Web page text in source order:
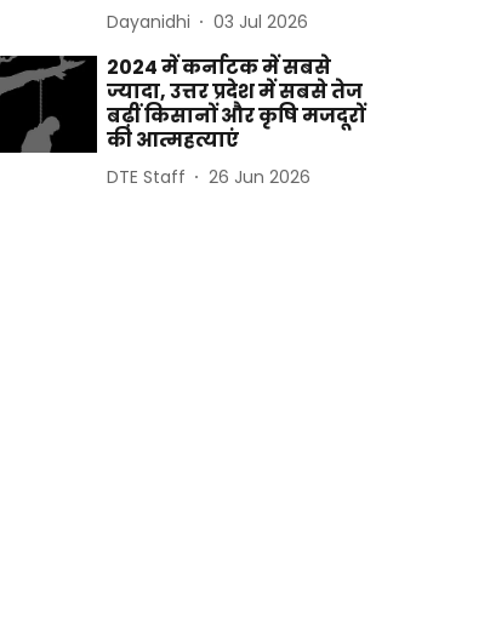
Dayanidhi 03 Jul 2026
2024 में कर्नाटक में सबसे
ज्यादा, उत्तर प्रदेश में सबसे तेज
बढ़ीं किसानों और कृषि मजदूरों
की आत्महत्याएं
DTE Staff 26 Jun 2026